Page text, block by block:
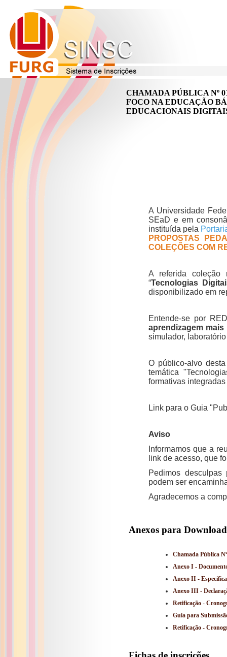
CHAMADA PÚBLICA Nº
FOCO NA EDUCAÇÃO
EDUCACIONAIS
A Universidade
SEaD e em
instituída pela
PROPOSTAS
COLEÇÕES COM
A referida coleção
“Tecnologias
disponibilizado em
Entende-se por
aprendizagem
simulador,
O público-alvo
temática
formativas
Link para o Guia
Aviso
Informamos que a
link de acesso, que
Pedimos
podem ser
Agradecemos a
Anexos para Download
Chamada Pública
Anexo I -
Anexo II -
Anexo III -
Retificação -
Guia para
Retificação -